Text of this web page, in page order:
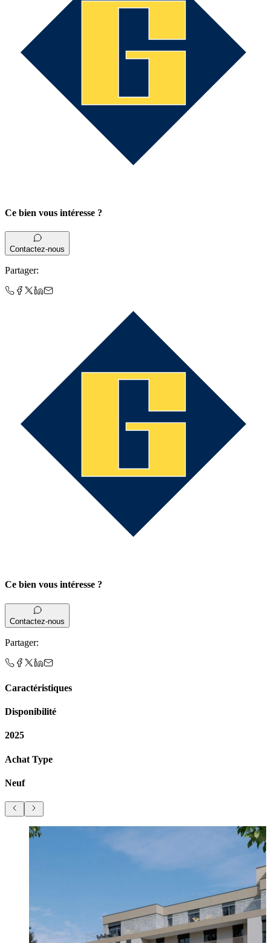
Ce bien vous intéresse ?
Contactez-nous
Partager:
Ce bien vous intéresse ?
Contactez-nous
Partager:
Caractéristiques
Disponibilité
2025
Achat Type
Neuf